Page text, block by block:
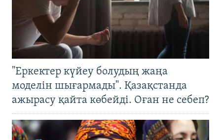
"Еркектер күйеу болудың жаңа
моделін шығармады". Қазақстанда
ажырасу қайта көбейді. Оған не себеп?